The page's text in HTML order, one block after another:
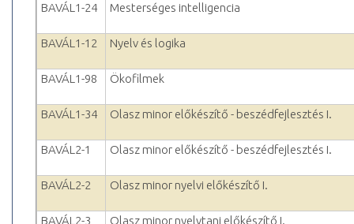
BAVÁL1-24 Mesterséges intelligencia
BAVÁL1-12 Nyelv és logika
BAVÁL1-98 Ökofilmek
BAVÁL1-34 Olasz minor előkészítő - beszédfejlesztés I.
BAVÁL2-1 Olasz minor előkészítő - beszédfejlesztés I.
BAVÁL2-2 Olasz minor nyelvi előkészítő I.
BAVÁL2-3 Olasz minor nyelvtani előkészítő I.